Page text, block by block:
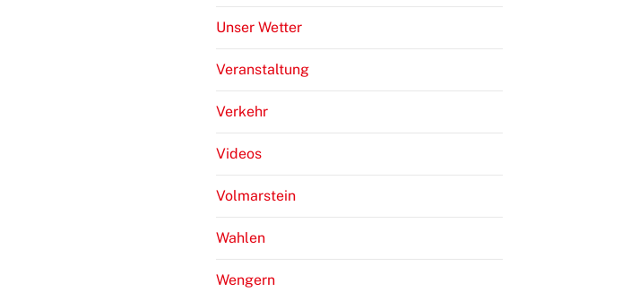
Unser Wetter
Veranstaltung
Verkehr
Videos
Volmarstein
Wahlen
Wengern